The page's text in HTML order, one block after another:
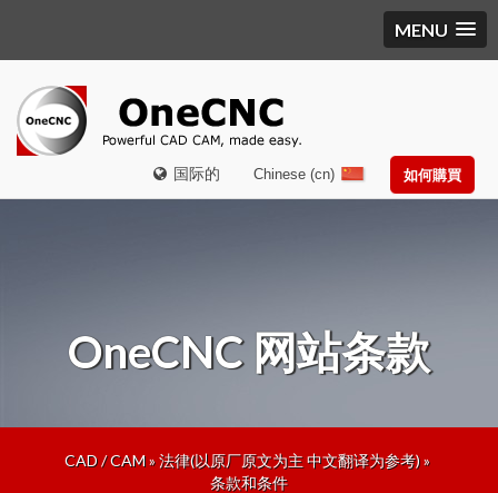
MENU
国际的 如何購買
Chinese (cn)
OneCNC网站条款
CAD / CAM»法律(以原厂原文为主 中文翻译为参考)»
条款和条件